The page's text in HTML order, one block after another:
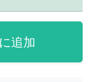
追加